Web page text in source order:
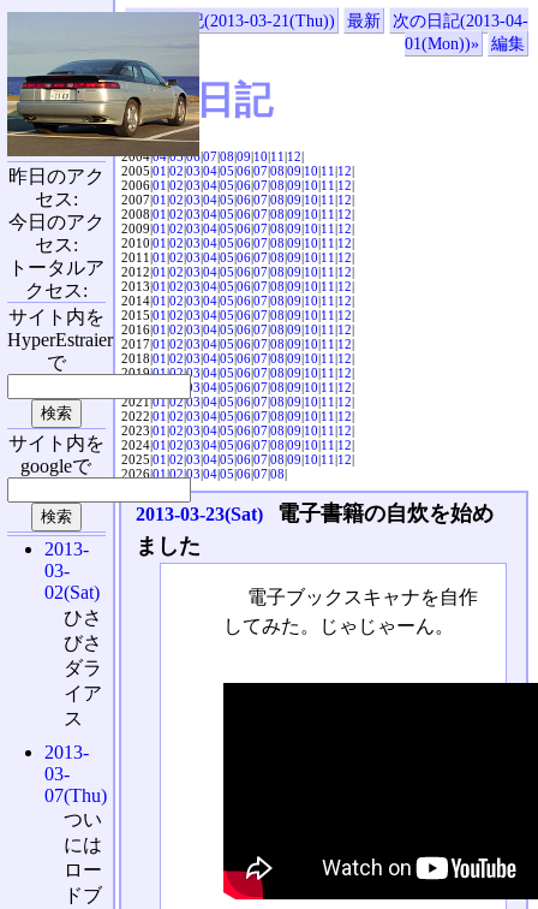
«前の日記(2013-03-21(Thu)) 最新
次の日記(2013-04-
01(Mon))»
編集
SVX日記
2004|04|05|06|07|08|09|10|11|12|
2005|01|02|03|04|05|06|07|08|09|10|11|12|
2006|01|02|03|04|05|06|07|08|09|10|11|12|
2007|01|02|03|04|05|06|07|08|09|10|11|12|
2008|01|02|03|04|05|06|07|08|09|10|11|12|
2009|01|02|03|04|05|06|07|08|09|10|11|12|
2010|01|02|03|04|05|06|07|08|09|10|11|12|
2011|01|02|03|04|05|06|07|08|09|10|11|12|
2012|01|02|03|04|05|06|07|08|09|10|11|12|
2013|01|02|03|04|05|06|07|08|09|10|11|12|
2014|01|02|03|04|05|06|07|08|09|10|11|12|
2015|01|02|03|04|05|06|07|08|09|10|11|12|
2016|01|02|03|04|05|06|07|08|09|10|11|12|
2017|01|02|03|04|05|06|07|08|09|10|11|12|
2018|01|02|03|04|05|06|07|08|09|10|11|12|
2019|01|02|03|04|05|06|07|08|09|10|11|12|
03|04|05|06|07|08|09|10|11|12|
2021|01|02|03|04|05|06|07|08|09|10|11|12|
2022|01|02|03|04|05|06|07|08|09|10|11|12|
2023|01|02|03|04|05|06|07|08|09|10|11|12|
2024|01|02|03|04|05|06|07|08|09|10|11|12|
2025|01|02|03|04|05|06|07|08|09|10|11|12|
2026|01|02|03|04|05|06|07|08|
2013-03-23(Sat)
電子書籍の自炊を始め
ました
電子ブックスキャナを自作
してみた。じゃじゃーん。
昨日のアク
セス:
今日のアク
セス:
トータルア
クセス:
サイト内を
HyperEstraier
で
サイト内を
googleで
2013-
03-
02(Sat)
ひさ
びさ
ダラ
イア
ス
2013-
03-
07(Thu)
つい
には
ロー
ドブ